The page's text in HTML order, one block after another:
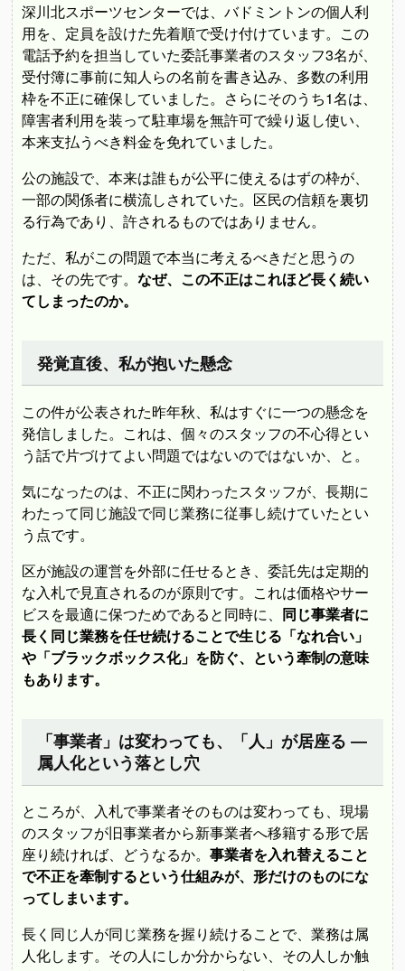
深川北スポーツセンターでは、バドミントンの個人利
用を、定員を設けた先着順で受け付けています。この
電話予約を担当していた委託事業者のスタッフ3名が、
受付簿に事前に知人らの名前を書き込み、多数の利用
枠を不正に確保していました。さらにそのうち1名は、
障害者利用を装って駐車場を無許可で繰り返し使い、
本来支払うべき料金を免れていました。
公の施設で、本来は誰もが公平に使えるはずの枠が、
一部の関係者に横流しされていた。区民の信頼を裏切
る行為であり、許されるものではありません。
ただ、私がこの問題で本当に考えるべきだと思うの
は、その先です。なぜ、この不正はこれほど長く続い
てしまったのか。
発覚直後、私が抱いた懸念
この件が公表された昨年秋、私はすぐに一つの懸念を
発信しました。これは、個々のスタッフの不心得とい
う話で片づけてよい問題ではないのではないか、と。
気になったのは、不正に関わったスタッフが、長期に
わたって同じ施設で同じ業務に従事し続けていたとい
う点です。
区が施設の運営を外部に任せるとき、委託先は定期的
な入札で見直されるのが原則です。これは価格やサー
ビスを最適に保つためであると同時に、 同じ事業者に
長く同じ業務を任せ続けることで生じる「なれ合い」
や「ブラックボックス化」を防ぐ、という牽制の意味
もあります。
「事業者」は変わっても、「人」が居座る ―
属人化という落とし穴
ところが、入札で事業者そのものは変わっても、現場
のスタッフが旧事業者から新事業者へ移籍する形で居
座り続ければ、どうなるか。事業者を入れ替えること
で不正を牽制するという仕組みが、形だけのものにな
ってしまいます。
長く同じ人が同じ業務を握り続けることで、業務は属
人化します。その人にしか分からない、その人しか触